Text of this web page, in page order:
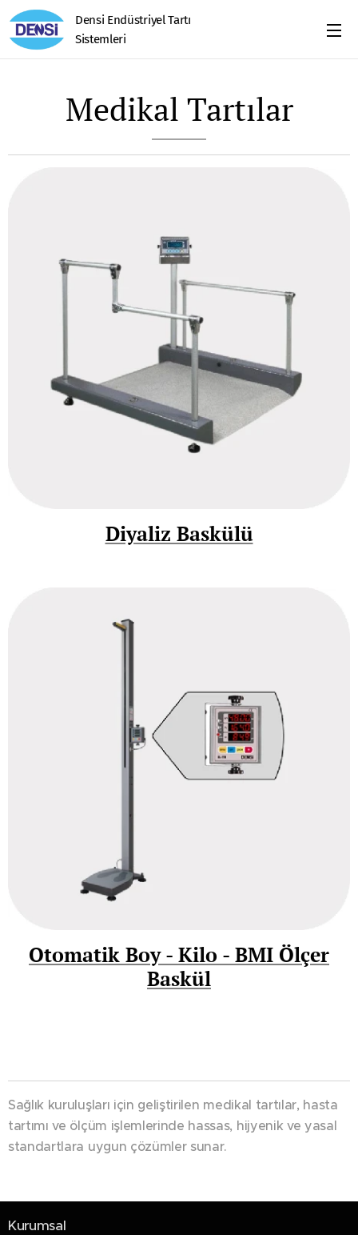
Densi Endüstriyel Tartı
Sistemleri
Medikal Tartılar
Diyaliz Baskülü
Otomatik Boy - Kilo - BMI Ölçer
Baskül
Sağlık kuruluşları için geliştirilen medikal tartılar, hasta
tartımı ve ölçüm işlemlerinde hassas, hijyenik ve yasal
standartlara uygun çözümler sunar.
Kurumsal